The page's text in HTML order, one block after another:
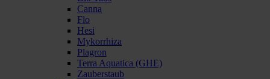
Canna
Flo
Hesi
Mykorrhiza
Plagron
Terra Aquatica (GHE)
Zauberstaub